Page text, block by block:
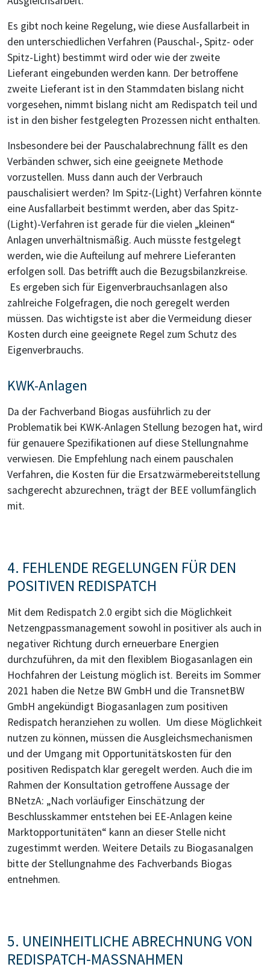
Es gibt noch keine Regelung, wie diese Ausfallarbeit in
den unterschiedlichen Verfahren (Pauschal-, Spitz- oder
Spitz-Light) bestimmt wird oder wie der zweite
Lieferant eingebunden werden kann. Der betroffene
zweite Lieferant ist in den Stammdaten bislang nicht
vorgesehen, nimmt bislang nicht am Redispatch teil und
ist in den bisher festgelegten Prozessen nicht enthalten.
Insbesondere bei der Pauschalabrechnung fällt es den
Verbänden schwer, sich eine geeignete Methode
vorzustellen. Muss dann auch der Verbrauch
pauschalisiert werden? Im Spitz-(Light) Verfahren könnte
eine Ausfallarbeit bestimmt werden, aber das Spitz-
(Light)-Verfahren ist gerade für die vielen „kleinen“
Anlagen unverhältnismäßig. Auch müsste festgelegt
werden, wie die Aufteilung auf mehrere Lieferanten
erfolgen soll. Das betrifft auch die Bezugsbilanzkreise.
Es ergeben sich für Eigenverbrauchsanlagen also
zahlreiche Folgefragen, die noch geregelt werden
müssen. Das wichtigste ist aber die Vermeidung dieser
Kosten durch eine geeignete Regel zum Schutz des
Eigenverbrauchs.
KWK-Anlagen
Da der Fachverband Biogas ausführlich zu der
Problematik bei KWK-Anlagen Stellung bezogen hat, wird
für genauere Spezifikationen auf diese Stellungnahme
verwiesen. Die Empfehlung nach einem pauschalen
Verfahren, die Kosten für die Ersatzwärmebereitstellung
sachgerecht abzurechnen, trägt der BEE vollumfänglich
mit.
4. FEHLENDE REGELUNGEN FÜR DEN
POSITIVEN REDISPATCH
Mit dem Redispatch 2.0 ergibt sich die Möglichkeit
Netzengpassmanagement sowohl in positiver als auch in
negativer Richtung durch erneuerbare Energien
durchzuführen, da mit den flexiblem Biogasanlagen ein
Hochfahren der Leistung möglich ist. Bereits im Sommer
2021 haben die Netze BW GmbH und die TransnetBW
GmbH angekündigt Biogasanlagen zum positiven
Redispatch heranziehen zu wollen. Um diese Möglichkeit
nutzen zu können, müssen die Ausgleichsmechanismen
und der Umgang mit Opportunitätskosten für den
positiven Redispatch klar geregelt werden. Auch die im
Rahmen der Konsultation getroffene Aussage der
BNetzA: „Nach vorläufiger Einschätzung der
Beschlusskammer entstehen bei EE-Anlagen keine
Marktopportunitäten“ kann an dieser Stelle nicht
zugestimmt werden. Weitere Details zu Biogasanalgen
bitte der Stellungnahme des Fachverbands Biogas
entnehmen.
5. UNEINHEITLICHE ABRECHNUNG VON
REDISPATCH-MASSNAHMEN